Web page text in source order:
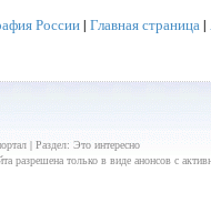
России| Главная страница|
| Раздел: Это интересно
разрешена только в виде анонсов с